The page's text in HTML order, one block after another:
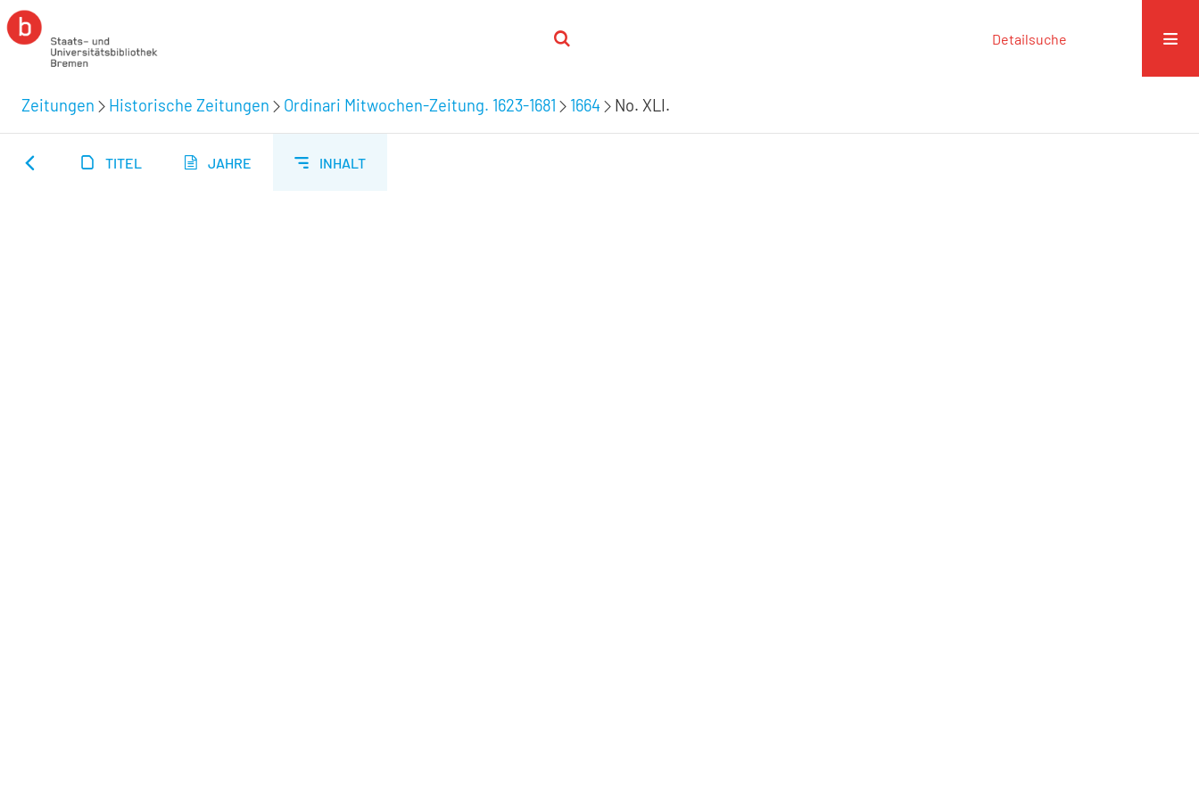
Detailsuche
Zeitungen Historische Zeitungen Ordinari Mitwochen-Zeitung. 1623-1681 1664 No. XLI.
TITEL JAHRE INHALT